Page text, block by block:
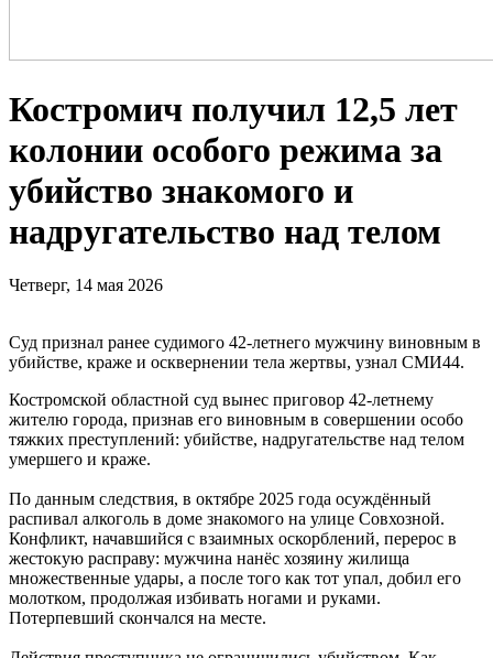
Костромич получил 12,5 лет
колонии особого режима за
убийство знакомого и
надругательство над телом
Четверг, 14 мая 2026
Суд признал ранее судимого 42-летнего мужчину виновным в
убийстве, краже и осквернении тела жертвы, узнал СМИ44.
Костромской областной суд вынес приговор 42-летнему
жителю города, признав его виновным в совершении особо
тяжких преступлений: убийстве, надругательстве над телом
умершего и краже.
По данным следствия, в октябре 2025 года осуждённый
распивал алкоголь в доме знакомого на улице Совхозной.
Конфликт, начавшийся с взаимных оскорблений, перерос в
жестокую расправу: мужчина нанёс хозяину жилища
множественные удары, а после того как тот упал, добил его
молотком, продолжая избивать ногами и руками.
Потерпевший скончался на месте.